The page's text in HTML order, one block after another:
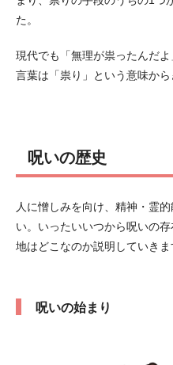
た。
現代でも「無理が祟ったんだ
言葉は「祟り」という意味から
呪いの歴史
人に憎しみを向け、精神・霊
い。いったいいつから呪いの
地はどこなのか説明していきま
呪いの始まり